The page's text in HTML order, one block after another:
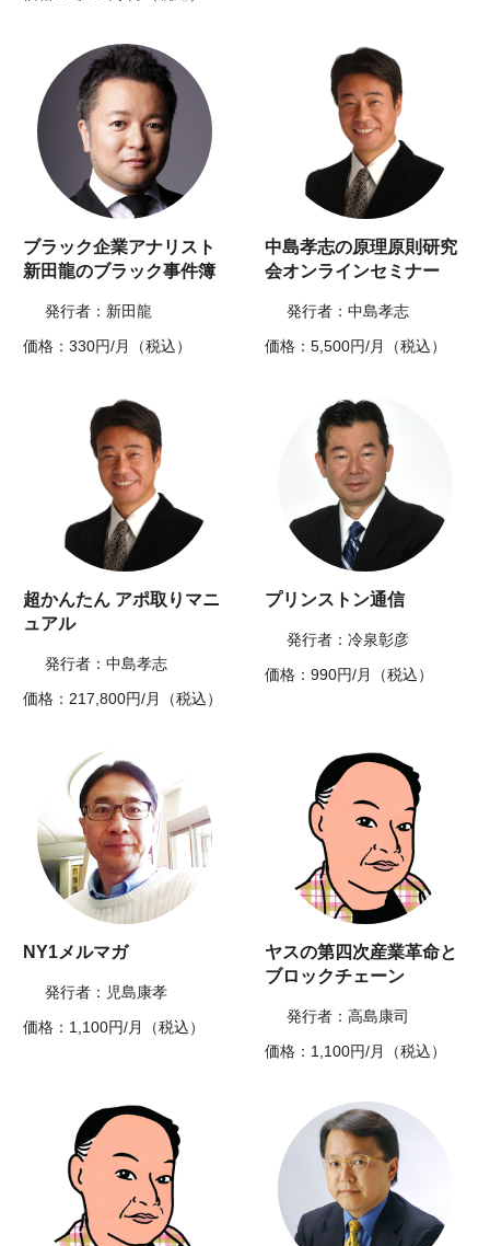
ブラック企業アナリスト
新田龍のブラック事件簿
発行者：新田龍
価格：330円/月（税込）
中島孝志の原理原則研究
会オンラインセミナー
発行者：中島孝志
価格：5,500円/月（税込）
超かんたん アポ取りマニ
ュアル
発行者：中島孝志
価格：217,800円/月（税込）
プリンストン通信
発行者：冷泉彰彦
価格：990円/月（税込）
NY1メルマガ
発行者：児島康孝
価格：1,100円/月（税込）
ヤスの第四次産業革命と
ブロックチェーン
発行者：高島康司
価格：1,100円/月（税込）